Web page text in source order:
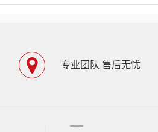
专业团队 售后无忧